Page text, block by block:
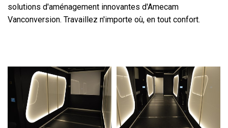
solutions d'aménagement innovantes d'Amecam
Vanconversion. Travaillez n'importe où, en tout confort.